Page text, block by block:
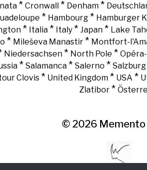
* Cronwall * Denham *
* Hambourg * Hamburger
* Italia* Italy* Japan* Lake
* Mileševa Manastir * Montfort-
Niedersachsen* North Pole *
* Salamanca * Salerno * Salzburg
Clovis* United Kingdom* USA *
Zlatibor*
© 2026 Memento